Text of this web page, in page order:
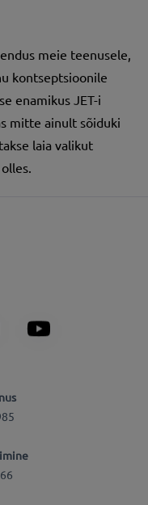
meie teenusele,
kontseptsioonile
enamikus JET-i
mitte ainult sõiduki
laia valikut